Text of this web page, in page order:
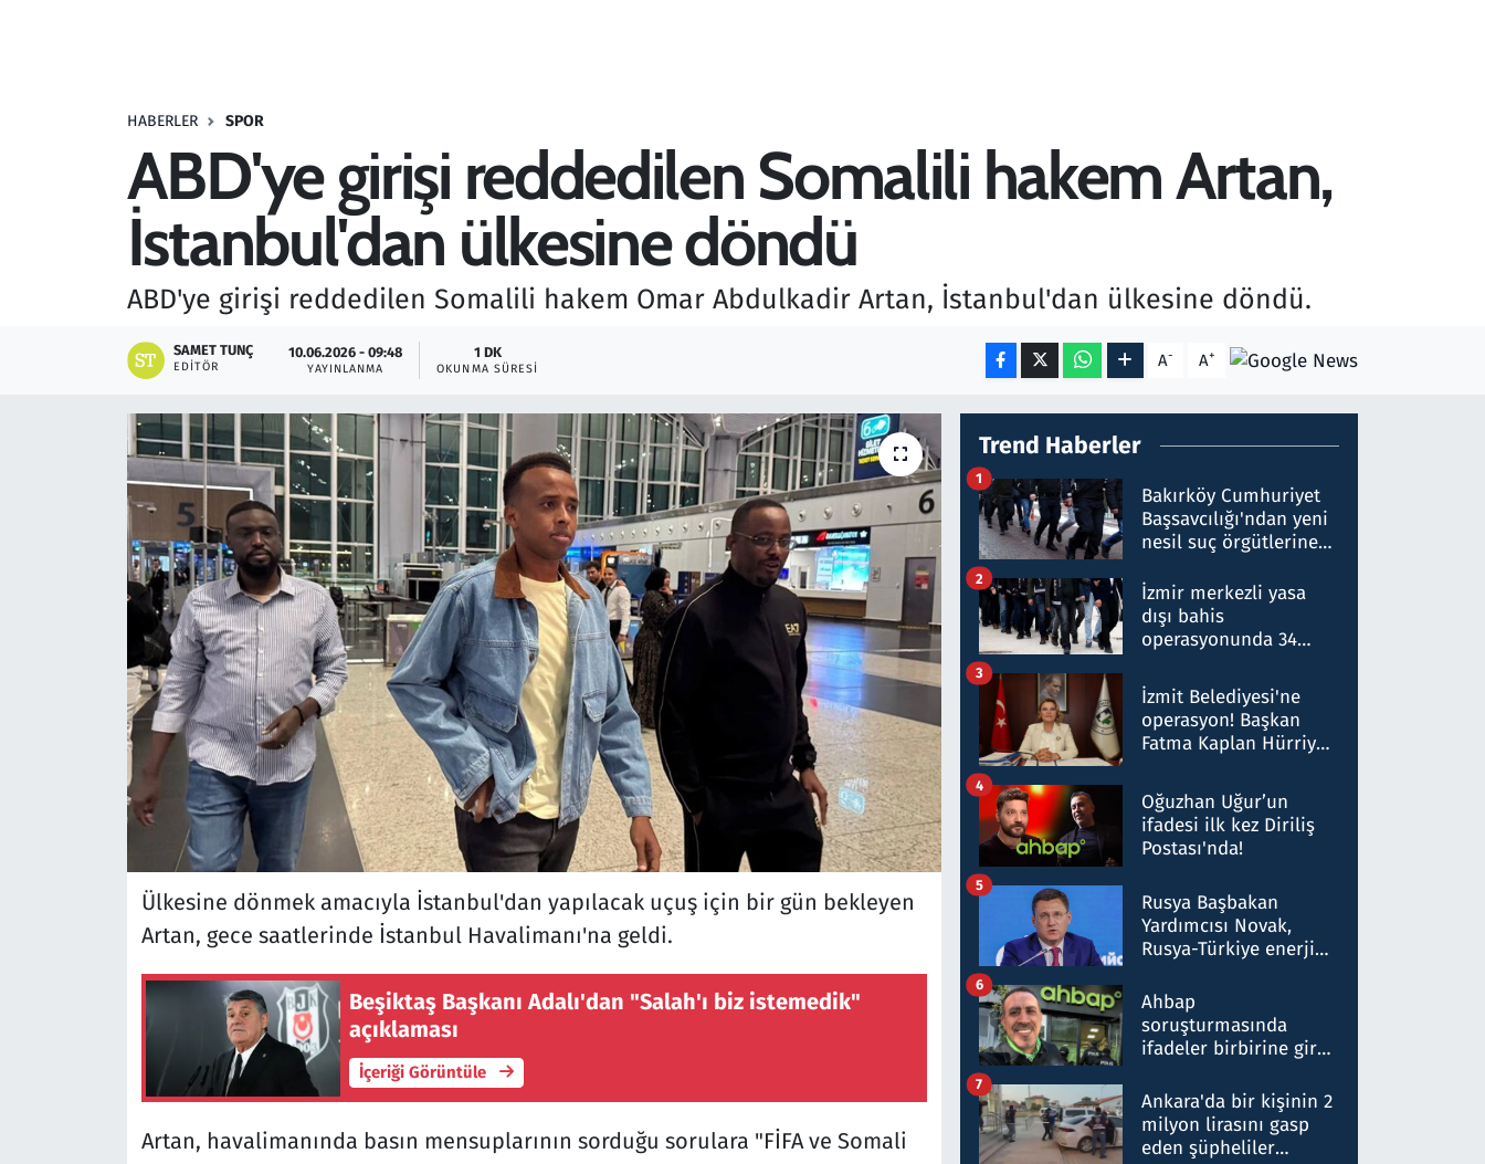
HABERLER SPOR
ABD'ye girişi reddedilen Somalili hakem Artan,
İstanbul'dan ülkesine döndü
ABD'ye girişi reddedilen Somalili hakem Omar Abdulkadir Artan, İstanbul'dan ülkesine döndü.
SAMET TUNÇ
EDITÖR
10.06.2026 - 09:48
YAYINLANMA
1 DK
OKUNMA SÜRESI A- A+
Ülkesine dönmek amacıyla İstanbul'dan yapılacak uçuş için bir gün bekleyen
Artan, gece saatlerinde İstanbul Havalimanı'na geldi.
Beşiktaş Başkanı Adalı'dan "Salah'ı biz istemedik"
açıklaması
İçeriği Görüntüle
Artan, havalimanında basın mensuplarının sorduğu sorulara "FİFA ve Somali
Trend Haberler
Bakırköy Cumhuriyet
Başsavcılığı'ndan yeni
nesil suç örgütlerine
hakkında gözaltı kararı
1
İzmir merkezli yasa
dışı bahis
operasyonunda 34
Milyar liralık para
trafiği tespit edildi
2
İzmit Belediyesi'ne
operasyon! Başkan
Fatma Kaplan Hürriyet
3
Oğuzhan Uğur’un
ifadesi ilk kez Diriliş
Postası'nda!
4
Rusya Başbakan
Yardımcısı Novak,
Rusya-Türkiye enerji
nitelikte olduğunu
belirtti
5
Ahbap
soruşturmasında
ifadeler birbirine girdi:
ifadelerinden ortaya
çıkan tablo şok etti
6
Ankara'da bir kişinin 2
milyon lirasını gasp
eden şüpheliler
7
Savunma Sanayi
Televizyon